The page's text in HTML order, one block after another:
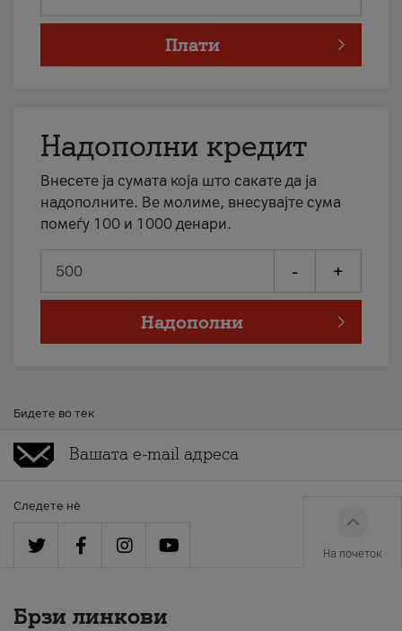
Плати
Надополни кредит
Внесете ја сумата која што сакате да ја
надополните. Ве молиме, внесувајте сума
помеѓу 100 и 1000 денари.
- +
Надополни
Бидете во тек
Следете нè
На почеток
Брзи линкови